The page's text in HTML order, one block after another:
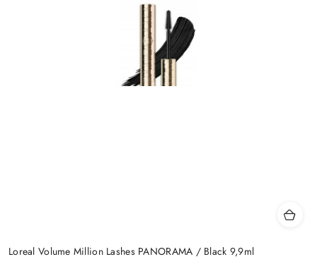
Loreal Volume Million Lashes PANORAMA / Black 9,9ml